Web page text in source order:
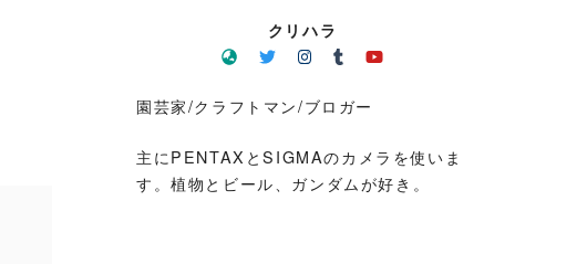
クリハラ
園芸家/クラフトマン/ブロガー
主にPENTAXとSIGMAのカメラを使いま
す。植物とビール、ガンダムが好き。